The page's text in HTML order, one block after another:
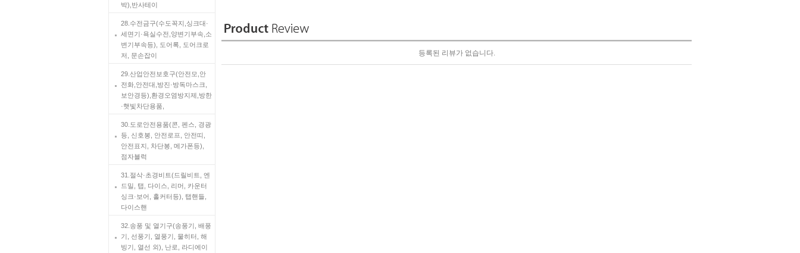
박),반사테이
28.수전금구(수도꼭지,싱크대·
세면기·욕실수전,양변기부속,소
변기부속등), 도어록, 도어크로
저, 문손잡이
29.산업안전보호구(안전모,안
전화,안전대,방진·방독마스크,
보안경등),환경오염방지제,방한
·햇빛차단용품,
30.도로안전용품(콘, 펜스, 경광
등, 신호봉, 안전로프, 안전띠,
안전표지, 차단봉, 메가폰등),
점자블럭
31.절삭·초경비트(드릴비트, 엔
드밀, 탭, 다이스, 리머, 카운터
싱크·보어, 홀커터등), 탭핸들,
다이스핸
32.송풍 및 열기구(송풍기, 배풍
기, 선풍기, 열풍기, 물히터, 해
빙기, 열선 외), 난로, 라디에이
등록된 리뷰가 없습니다.